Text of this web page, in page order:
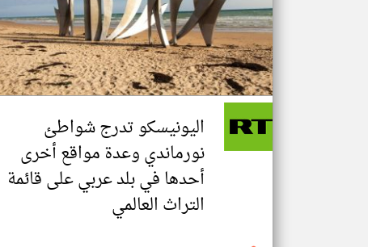
اليونيسكو تدرج شواطئ
نورماندي وعدة مواقع أخرى
أحدها في بلد عربي على قائمة
التراث العالمي